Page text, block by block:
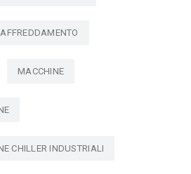
MACCHINE
CHILLER INDUSTRIALI